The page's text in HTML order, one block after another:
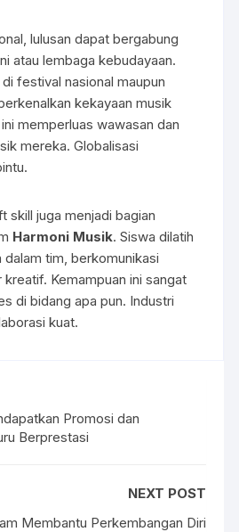
lulusan dapat bergabung
atau lembaga kebudayaan.
festival nasional maupun
kekayaan musik
memperluas wawasan dan
mereka. Globalisasi
skill juga menjadi bagian
Harmoni Musik. Siswa dilatih
tim, berkomunikasi
Kemampuan ini sangat
di bidang apa pun. Industri
kuat.
Promosi dan
Berprestasi
NEXT POST
Membantu Perkembangan Diri